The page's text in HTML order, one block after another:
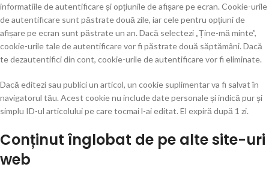
informatiile de autentificare și opțiunile de afișare pe ecran. Cookie-urile
de autentificare sunt păstrate două zile, iar cele pentru opțiuni de
afișare pe ecran sunt păstrate un an. Dacă selectezi „Ține-mă minte”,
cookie-urile tale de autentificare vor fi păstrate două săptămâni. Dacă
te dezautentifici din cont, cookie-urile de autentificare vor fi eliminate.
Dacă editezi sau publici un articol, un cookie suplimentar va fi salvat în
navigatorul tău. Acest cookie nu include date personale și indică pur și
simplu ID-ul articolului pe care tocmai l-ai editat. El expiră după 1 zi.
Conținut înglobat de pe alte site-uri
web